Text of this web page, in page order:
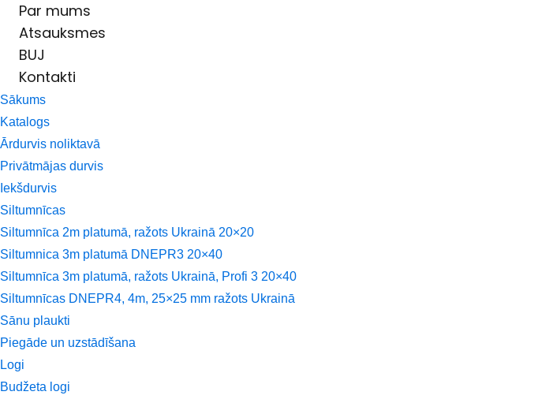
Par mums
Atsauksmes
BUJ
Kontakti
Sākums
Katalogs
Ārdurvis noliktavā
Privātmājas durvis
Iekšdurvis
Siltumnīcas
Siltumnīca 2m platumā, ražots Ukrainā 20×20
Siltumnica 3m platumā DNEPR3 20×40
Siltumnīca 3m platumā, ražots Ukrainā, Profi 3 20×40
Siltumnīcas DNEPR4, 4m, 25×25 mm ražots Ukrainā
Sānu plaukti
Piegāde un uzstādīšana
Logi
Budžeta logi